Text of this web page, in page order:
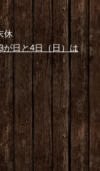
休
が日と4日（日） は